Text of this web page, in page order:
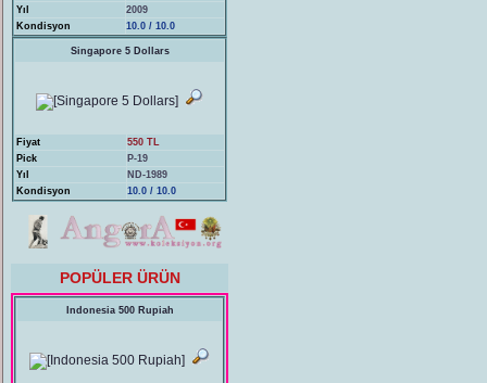
Yıl
2009
Kondisyon
10.0 / 10.0
Singapore 5 Dollars
Fiyat
550 TL
Pick
P-19
Yıl
ND-1989
Kondisyon
10.0 / 10.0
POPÜLER ÜRÜN
Indonesia 500 Rupiah